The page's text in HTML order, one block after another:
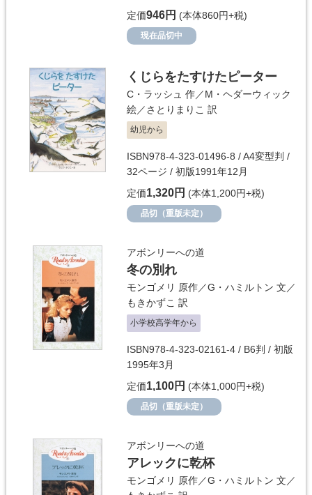
定価946円 (本体860円+税)
現在品切中
くじらをたすけたピーター
C・ラッシュ 作／M・ヘダーウィック
絵／さとりまりこ 訳
幼児から
ISBN978-4-323-01496-8 / A4変型判 /
32ページ / 初版1991年12月
定価1,320円 (本体1,200円+税)
品切（重版未定）
アボンリーへの道
冬の別れ
モンゴメリ 原作／G・ハミルトン 文／
もきかずこ 訳
小学校高学年から
ISBN978-4-323-02161-4 / B6判 / 初版
1995年3月
定価1,100円 (本体1,000円+税)
品切（重版未定）
アボンリーへの道
アレックに乾杯
モンゴメリ 原作／G・ハミルトン 文／